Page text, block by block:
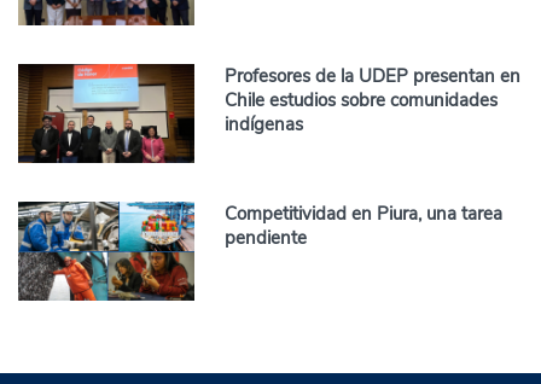
Profesores de la UDEP presentan en
Chile estudios sobre comunidades
indígenas
Competitividad en Piura, una tarea
pendiente